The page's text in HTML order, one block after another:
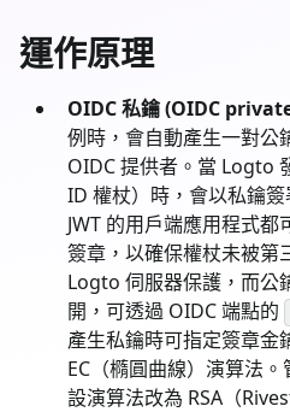
運作原理
OIDC 私鑰 (OIDC
例時，會自動產生一對公
OIDC 提供者。當 Logto
ID 權杖）時，會以私鑰
JWT 的用戶端應用程式
簽章，以確保權杖未被第
Logto 伺服器保護，而公
開，可透過 OIDC 端點的
產生私鑰時可指定簽章
EC（橢圓曲線）演算法
設演算法改為 RSA（